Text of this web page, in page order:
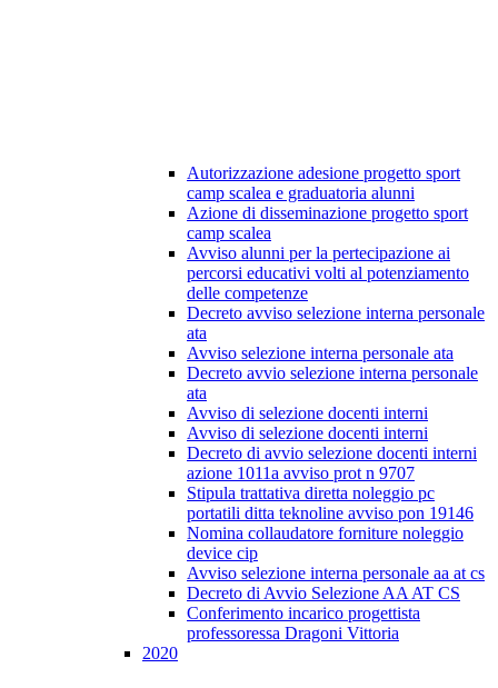
Autorizzazione adesione progetto sport
camp scalea e graduatoria alunni
Azione di disseminazione progetto sport
camp scalea
Avviso alunni per la pertecipazione ai
percorsi educativi volti al potenziamento
delle competenze
Decreto avviso selezione interna personale
ata
Avviso selezione interna personale ata
Decreto avvio selezione interna personale
ata
Avviso di selezione docenti interni
Avviso di selezione docenti interni
Decreto di avvio selezione docenti interni
azione 1011a avviso prot n 9707
Stipula trattativa diretta noleggio pc
portatili ditta teknoline avviso pon 19146
Nomina collaudatore forniture noleggio
device cip
Avviso selezione interna personale aa at cs
Decreto di Avvio Selezione AA AT CS
Conferimento incarico progettista
professoressa Dragoni Vittoria
2020